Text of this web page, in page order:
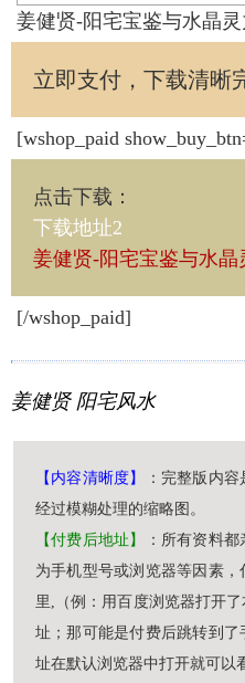
姜健贤-阳宅宝鉴与水晶灵
立即支付，下载清晰
[wshop_paid
点击下载 ：
下载地址2
姜健贤-阳宅宝鉴与水晶
[/wshop_paid]
姜健贤 阳宅风水
【内容清晰度】
：完整版内
经过模糊处理的缩略图。
【付费后地址】
：所有资料
为手机型号或浏览器等因素
里,（例：用百度浏览器打开
址；那可能是付费后跳转到
址在默认浏览器中打开就可以